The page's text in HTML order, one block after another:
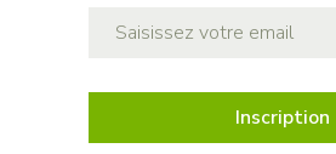
Inscription